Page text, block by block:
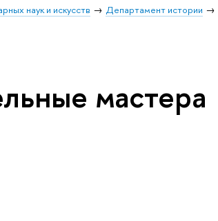
наук и искусств Департамент истории
мастера